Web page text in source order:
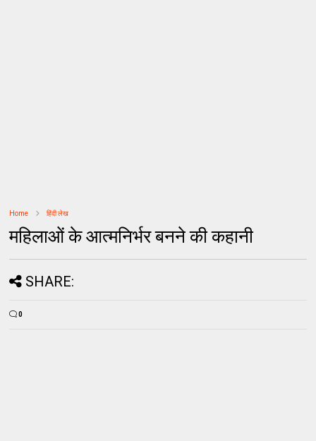
Home हिंदी लेख
महिलाओं के आत्मनिर्भर बनने की कहानी
SHARE:
0